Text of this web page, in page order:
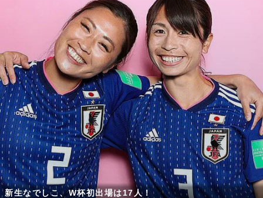
新生なでしこ、W杯初出場は17人！